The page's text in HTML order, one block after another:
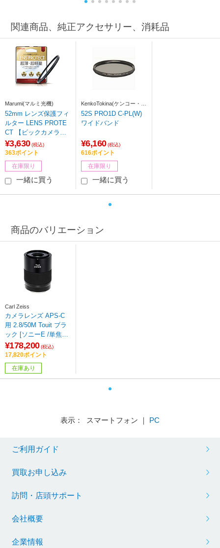
関連商品、純正アクセサリー、消耗品
Marumi(マルミ光機)
52mm レンズ保護フィ
ルター LENS PROTE
CT 【ビックカメラグ
ループオリジナル】
¥3,630 (税込)
363ポイント
在庫限り
一緒に買う
KenkoTokina(ケンコー・ト
キナー)
52S PRO1D C-PL(W)
ワイドバンド
¥6,160 (税込)
616ポイント
在庫限り
一緒に買う
商品のバリエーション
Carl Zeiss
カメラレンズ APS-C
用 2.8/50M Touit ブラ
ック [ソニーE /単焦点
レンズ]
¥178,200 (税込)
17,820ポイント
在庫あり
表示： スマートフォン ｜ PC
ご利用ガイド
買取お申し込み
訪問・店頭サポート
会社概要
企業情報